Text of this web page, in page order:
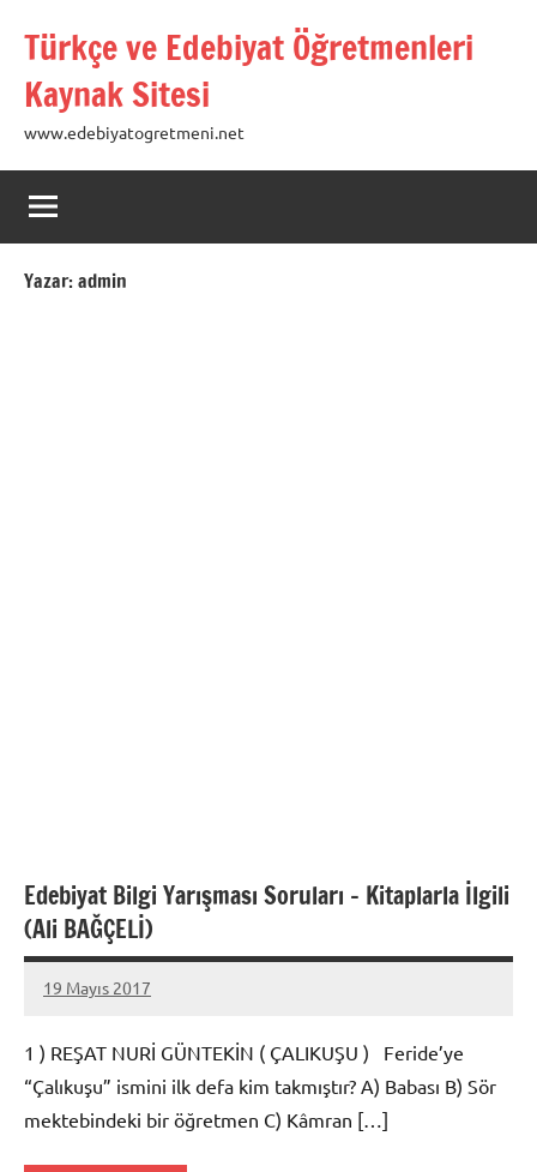
Türkçe ve Edebiyat Öğretmenleri
Kaynak Sitesi
www.edebiyatogretmeni.net
Yazar:admin
Edebiyat Bilgi Yarışması Soruları – Kitaplarla İlgili
(Ali BAĞÇELİ)
19 Mayıs 2017
admin
1 ) REŞAT NURİ GÜNTEKİN ( ÇALIKUŞU ) Feride’ye
“Çalıkuşu” ismini ilk defa kim takmıştır? A) Babası B) Sör
mektebindeki bir öğretmen C) Kâmran […]